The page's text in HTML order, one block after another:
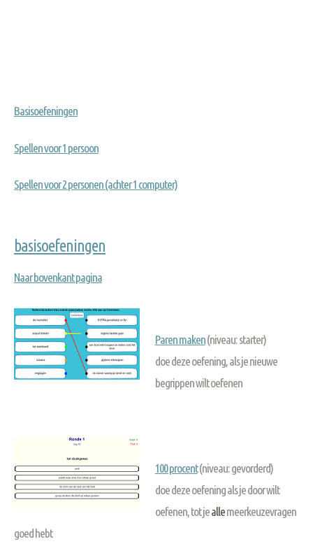
Basisoefeningen
Spellen voor 1 persoon
Spellen voor 2 personen (achter 1 computer)
basisoefeningen
Naar bovenkant pagina
Paren maken(niveau: starter)
doe deze oefening, als je nieuwe
begrippen wilt oefenen
100 procent(niveau: gevorderd)
doe deze oefening als je door wilt
oefenen, tot jeallemeerkeuzevragen
goed hebt